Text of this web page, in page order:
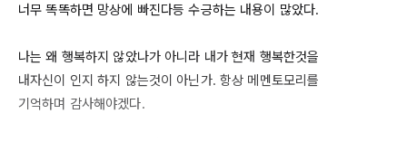
너무 똑똑하면 망상에 빠진다등 수긍하는 내용이 많았다.
나는 왜 행복하지 않았나가 아니라 내가 현재 행복한것을
내자신이 인지 하지 않는것이 아닌가. 항상 메멘토모리를
기억하며 감사해야겠다.